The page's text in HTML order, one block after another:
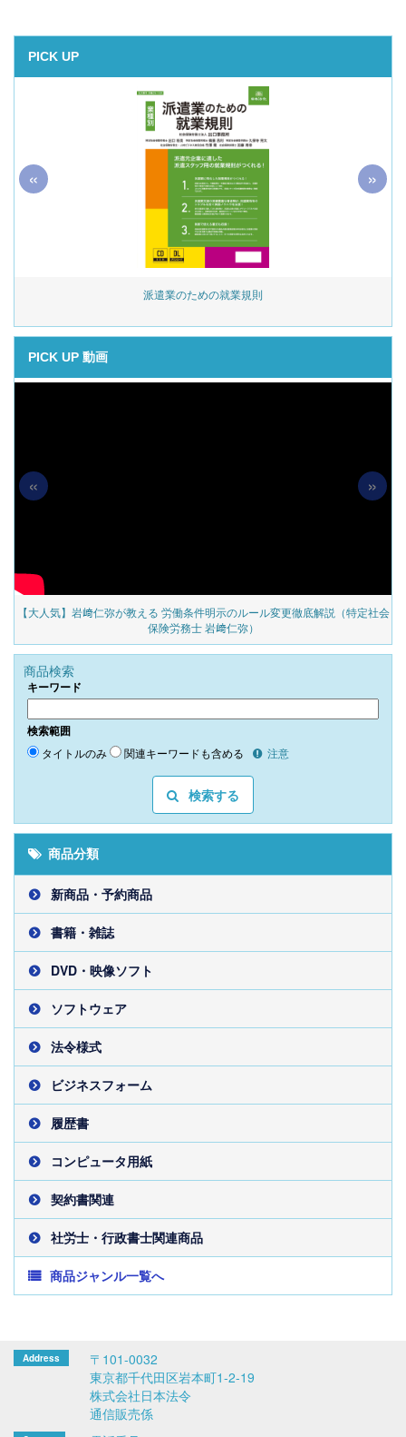
PICK UP
派遣業のための就業規則
« »
PICK UP 動画
【大人気】岩﨑仁弥が教える 労働条件明示のルール変更徹底解説（特定社会
保険労務士 岩﨑仁弥）
« »
商品検索
キーワード
検索範囲
タイトルのみ 関連キーワードも含める 注意
検索する
商品分類
新商品・予約商品
書籍・雑誌
DVD・映像ソフト
ソフトウェア
法令様式
ビジネスフォーム
履歴書
コンピュータ用紙
契約書関連
社労士・行政書士関連商品
商品ジャンル一覧へ
〒101-0032
東京都千代田区岩本町1-2-19
株式会社日本法令
通信販売係